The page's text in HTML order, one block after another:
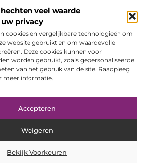
veel waarde
uw privacy
cookies en vergelijkbare technologieën om
website gebruikt en om waardevolle
Deze cookies kunnen voor
worden gebruikt, zoals gepersonaliseerde
van het gebruik van de site. Raadpleeg
meer informatie.
Accepteren
Weigeren
Bekijk Voorkeuren
tips en nieuws uit de digitale
moet weten over het dagelijks leven, met
adviezen en actuele trends.
Cookiebeleid (EU)